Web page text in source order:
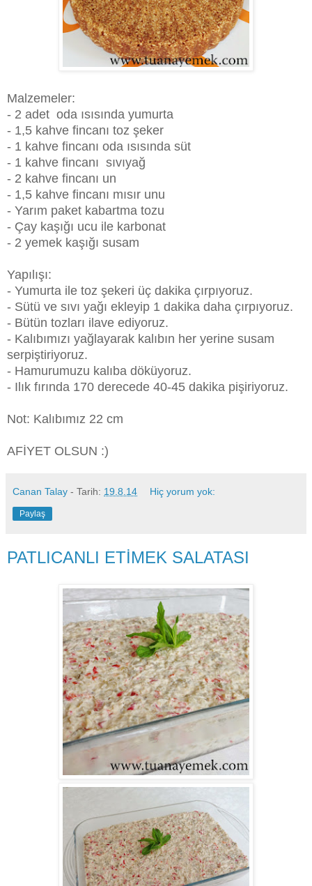
Malzemeler:
- 2 adet oda ısısında yumurta
- 1,5 kahve fincanı toz şeker
- 1 kahve fincanı oda ısısında süt
- 1 kahve fincanı sıvıyağ
- 2 kahve fincanı un
- 1,5 kahve fincanı mısır unu
- Yarım paket kabartma tozu
- Çay kaşığı ucu ile karbonat
- 2 yemek kaşığı susam
Yapılışı:
- Yumurta ile toz şekeri üç dakika çırpıyoruz.
- Sütü ve sıvı yağı ekleyip 1 dakika daha çırpıyoruz.
- Bütün tozları ilave ediyoruz.
- Kalıbımızı yağlayarak kalıbın her yerine susam
serpiştiriyoruz.
- Hamurumuzu kalıba döküyoruz.
- Ilık fırında 170 derecede 40-45 dakika pişiriyoruz.
Not: Kalıbımız 22 cm
AFİYET OLSUN :)
Canan Talay - Tarih: 19.8.14 Hiç yorum yok:
Paylaş
PATLICANLI ETİMEK SALATASI